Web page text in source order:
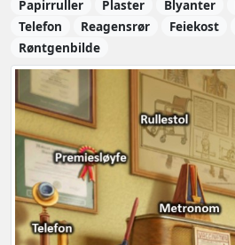
Papirruller Plaster Blyanter
Telefon
Reagensrør Feiekost
Røntgenbilde